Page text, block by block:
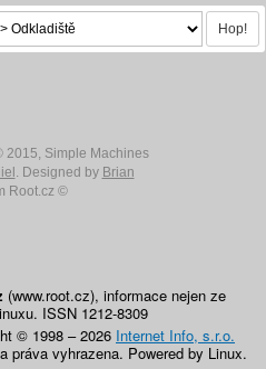
2015, Simple Machines
. Designed by Brian
Root.cz ©
(www.root.cz), informace nejen ze
ISSN 1212-8309
© 1998 – 2026 Internet Info, s.r.o.
práva vyhrazena. Powered by Linux.